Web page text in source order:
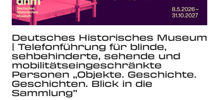
Deutsches Historisches Museum
| Telefonführung für blinde,
sehbehinderte, sehende und
mobilitätseingeschränkte
Personen „Objekte. Geschichte.
Geschichten. Blick in die
Sammlung”